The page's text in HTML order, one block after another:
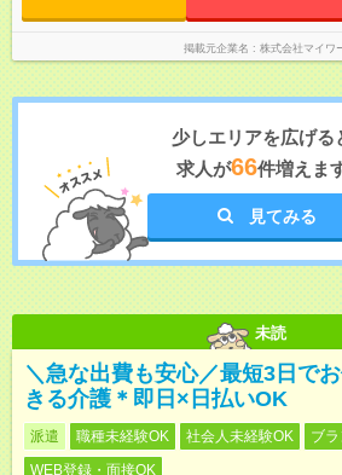
掲載元企業名 株式会社マイワ
少しエリアを広げる
求人が66件増えま
見てみる
未読
＼急な出費も安心／最短3日で
きる介護＊即日×日払いOK
派遣 職種未経験OK 社会人未経験OK
ブ
WEB登録・面接OK